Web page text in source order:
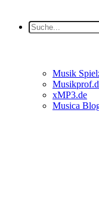
Musik
xMP3.de
Musica